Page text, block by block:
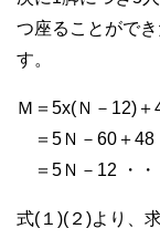
つ座ることがで
す。
Ｍ＝5x(Ｎ－12)＋
＝5Ｎ－60＋48
＝5Ｎ－12 ・・
式(１)(２)より、